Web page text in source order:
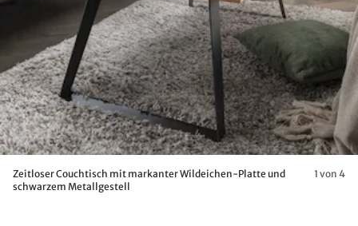
Zeitloser Couchtisch mit markanter Wildeichen-Platte und
schwarzem Metallgestell
1 von 4